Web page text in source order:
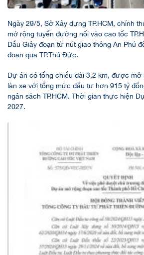
Ngày 29/5, Sở Xây dựng TP.HCM, chính
mở rộng tuyến đường nối vào cao tốc
Dầu Giây đoạn từ nút giao thông An Phú
đoạn qua TP.Thủ Đức.
Dự án có tổng chiều dài 3,2 km, được mở
làn xe với tổng mức đầu tư hơn 915 tỷ
ngân sách TP.HCM. Thời gian thực hiện
2027.